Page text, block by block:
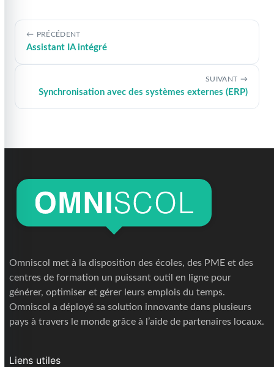
PRÉCÉDENT
Assistant IA intégré
SUIVANT
Synchronisation avec des systèmes externes (ERP)
Omniscol met à la disposition des écoles, des PME et des
centres de formation un puissant outil en ligne pour
générer, optimiser et gérer leurs emplois du temps.
Omniscol a déployé sa solution innovante dans plusieurs
pays à travers le monde grâce à l’aide de partenaires locaux.
Liens utiles